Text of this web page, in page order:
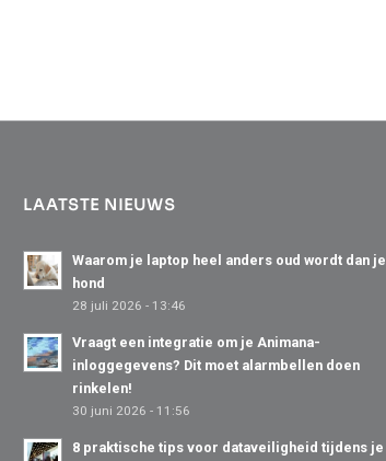
LAATSTE NIEUWS
Waarom je laptop heel anders oud wordt dan je
hond
28 juli 2026 - 13:46
Vraagt een integratie om je Animana-
inloggegevens? Dit moet alarmbellen doen
rinkelen!
30 juni 2026 - 11:56
8 praktische tips voor dataveiligheid tijdens je